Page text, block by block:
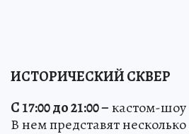
ИСТОРИЧЕСКИЙ СКВЕР
С 17:00 до 21:00 –кастом-шоу
В нем представят